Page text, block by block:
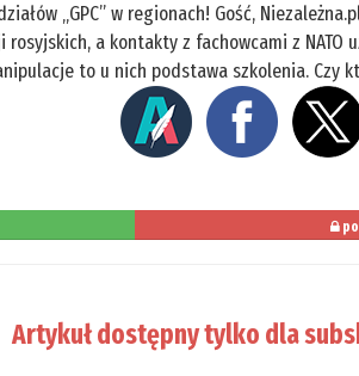
„GPC” w regionach! Gość,
a kontakty z fachowcami z NATO
to u nich podstawa szkolenia. Czy
Artykuł dostępny tylko dla